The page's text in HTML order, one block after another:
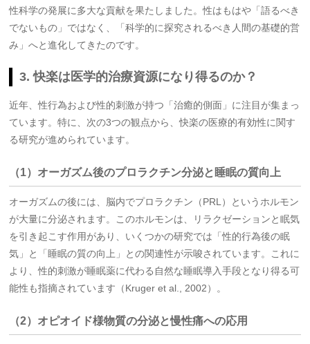
性科学の発展に多大な貢献を果たしました。性はもはや「語るべき
でないもの」ではなく、「科学的に探究されるべき人間の基礎的営
み」へと進化してきたのです。
3. 快楽は医学的治療資源になり得るのか？
近年、性行為および性的刺激が持つ「治癒的側面」に注目が集まっ
ています。特に、次の3つの観点から、快楽の医療的有効性に関す
る研究が進められています。
（1）オーガズム後のプロラクチン分泌と睡眠の質向上
オーガズムの後には、脳内でプロラクチン（PRL）というホルモン
が大量に分泌されます。このホルモンは、リラクゼーションと眠気
を引き起こす作用があり、いくつかの研究では「性的行為後の眠
気」と「睡眠の質の向上」との関連性が示唆されています。これに
より、性的刺激が睡眠薬に代わる自然な睡眠導入手段となり得る可
能性も指摘されています（Kruger et al., 2002）。
（2）オピオイド様物質の分泌と慢性痛への応用